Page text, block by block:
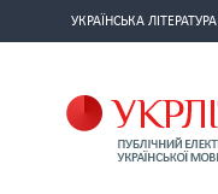
УКРАЇНСЬКА ЛІТЕРАТУРА